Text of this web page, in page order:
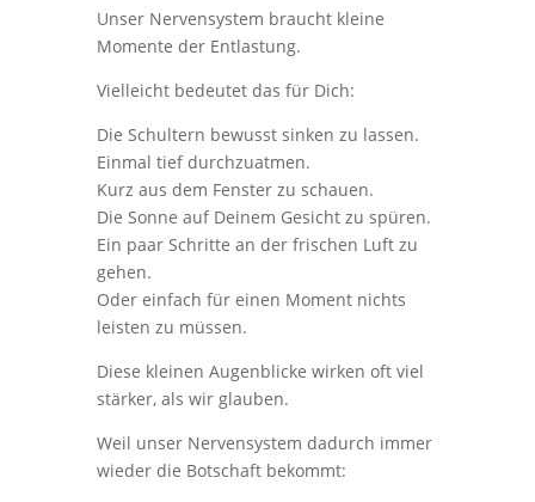
Unser Nervensystem braucht kleine
Momente der Entlastung.
Vielleicht bedeutet das für Dich:
Die Schultern bewusst sinken zu lassen.
Einmal tief durchzuatmen.
Kurz aus dem Fenster zu schauen.
Die Sonne auf Deinem Gesicht zu spüren.
Ein paar Schritte an der frischen Luft zu
gehen.
Oder einfach für einen Moment nichts
leisten zu müssen.
Diese kleinen Augenblicke wirken oft viel
stärker, als wir glauben.
Weil unser Nervensystem dadurch immer
wieder die Botschaft bekommt: